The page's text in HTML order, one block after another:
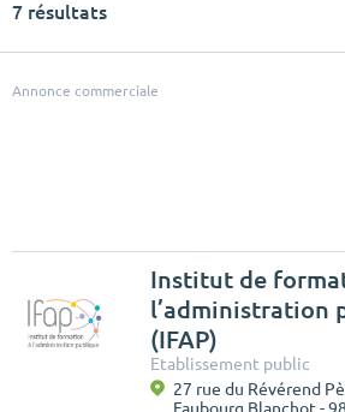
7 résultats
Annonce commerciale
Institut de
l’administration
(IFAP)
Etablissement public
27 rue du Révérend
Faubourg Blanchot -